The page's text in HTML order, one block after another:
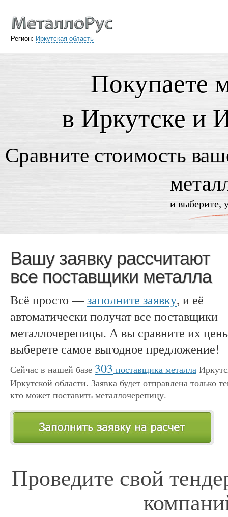
Регион: Иркутская область
Покупаете
в Иркутске и
Сравните стоимость
и выберите,
Вашу заявку рассчитают
все поставщики металла
Всё просто —заполните заявку, и её
автоматически получат все поставщики
металлочерепицы. А вы сравните их
выберете самое выгодное предложение!
Сейчас в нашей базе 303 поставщика металла
Иркутской области. Заявка будет отправлена только
кто может поставить металлочерепицу.
Проведите свой